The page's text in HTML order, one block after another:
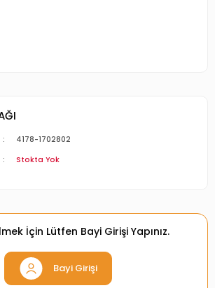
4178-1702802
Stokta Yok
İçin Lütfen Bayi Girişi Yapınız.
Bayi Girişi